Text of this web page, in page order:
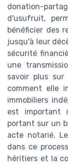
donation-
d'usufruit,
bénéficier des
jusqu'à leur
sécurité
une
savoir plus
comment elle
immobiliers
est important
portant sur un
acte notarié.
dans ce
héritiers et la